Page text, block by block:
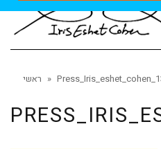
ראשי »